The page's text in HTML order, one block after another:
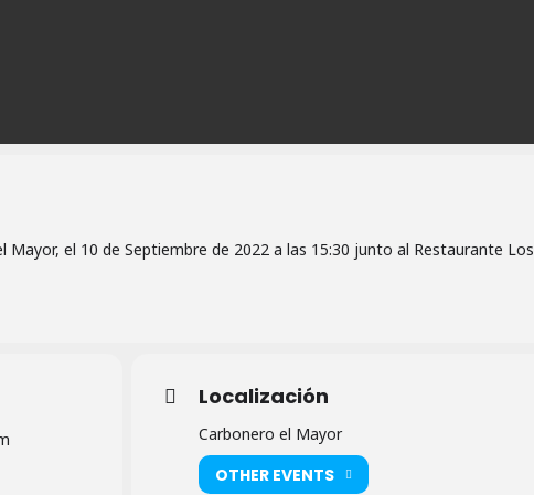
Mayor, el 10 de Septiembre de 2022 a las 15:30 junto al Restaurante Los
Localización
Carbonero el Mayor
OTHER EVENTS